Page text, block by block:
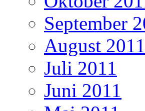
September
August 2011
Juli 2011
Juni 2011